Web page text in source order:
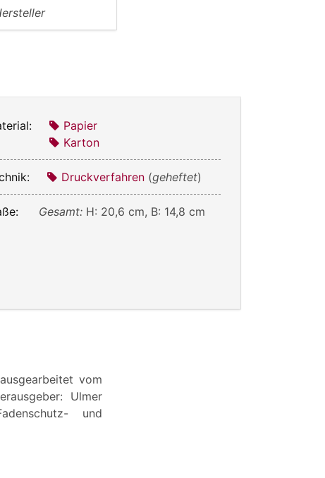
Papier
Karton
Druckverfahren(geheftet)
Gesamt: H: 20,6 cm, B: 14,8 cm
vom
Ulmer
und